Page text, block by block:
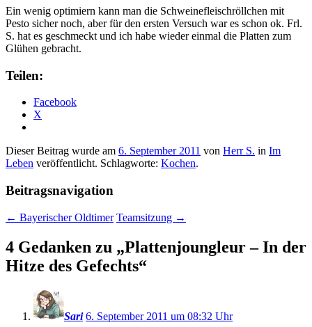
Ein wenig optimiern kann man die Schweinefleischröllchen mit
Pesto sicher noch, aber für den ersten Versuch war es schon ok. Frl.
S. hat es geschmeckt und ich habe wieder einmal die Platten zum
Glühen gebracht.
Teilen:
Facebook
X
Dieser Beitrag wurde am 6. September 2011 von Herr S. in Im
Leben veröffentlicht. Schlagworte: Kochen.
Beitragsnavigation
← Bayerischer Oldtimer Teamsitzung →
4 Gedanken zu „Plattenjoungleur – In der
Hitze des Gefechts“
Sari 6. September 2011 um 08:32 Uhr